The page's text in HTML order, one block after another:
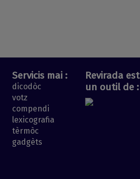
Servicis mai :
dicodòc
votz
compendi
lexicografia
tèrmòc
gadgèts
Revirada est
un outil de :